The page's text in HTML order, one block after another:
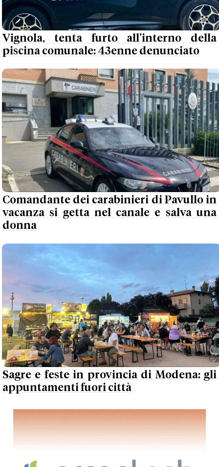
Vignola, tenta furto all’interno della
piscina comunale: 43enne denunciato
Comandante dei carabinieri di Pavullo in
vacanza si getta nel canale e salva una
donna
Sagre e feste in provincia di Modena: gli
appuntamenti fuori città